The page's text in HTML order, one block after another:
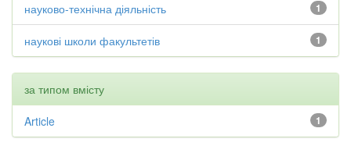
1
науково-технічна діяльність
1
наукові школи факультетів
за типом вмісту
1
Article